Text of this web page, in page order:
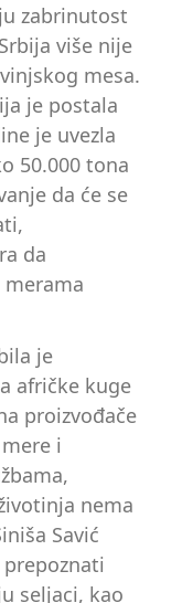
zabrinutost
više nije
mesa.
je postala
je uvezla
50.000 tona
da će se
da
je
afričke kuge
proizvođače
i
nema
Savić
seljaci, kao